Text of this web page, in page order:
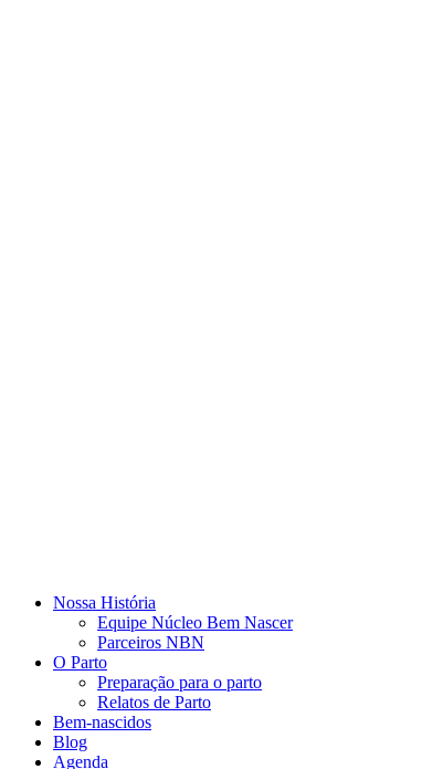
Nossa História
Equipe Núcleo Bem Nascer
Parceiros NBN
O Parto
Preparação para o parto
Relatos de Parto
Bem-nascidos
Blog
Agenda